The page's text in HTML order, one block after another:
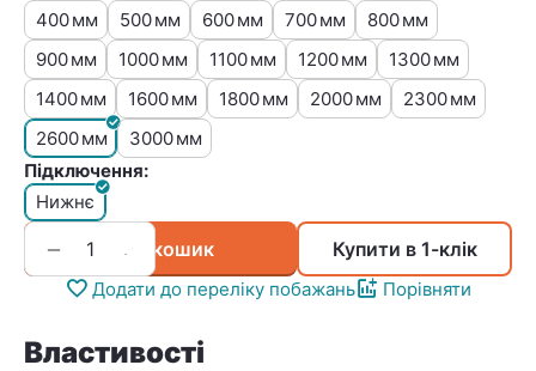
400мм 500мм 600мм 700мм 800мм
900мм 1000мм 1100мм 1200мм 1300мм
1400мм 1600мм 1800мм 2000мм 2300мм
2600мм 3000мм
Підключення:
Нижнє
+
− У кошик Купити в 1-клік
Додати до переліку побажань Порівняти
Властивості